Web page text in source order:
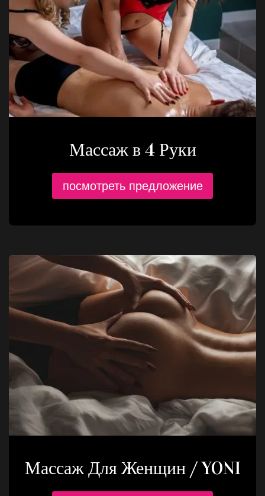
Массаж в 4 Руки
посмотреть предложение
Массаж Для Женщин / YONI